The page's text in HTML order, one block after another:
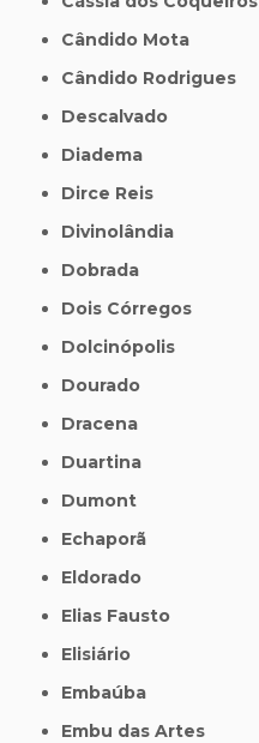
Cândido Mota
Cândido Rodrigues
Descalvado
Diadema
Dirce Reis
Divinolândia
Dobrada
Dois Córregos
Dolcinópolis
Dourado
Dracena
Duartina
Dumont
Echaporã
Eldorado
Elias Fausto
Elisiário
Embaúba
Embu das Artes